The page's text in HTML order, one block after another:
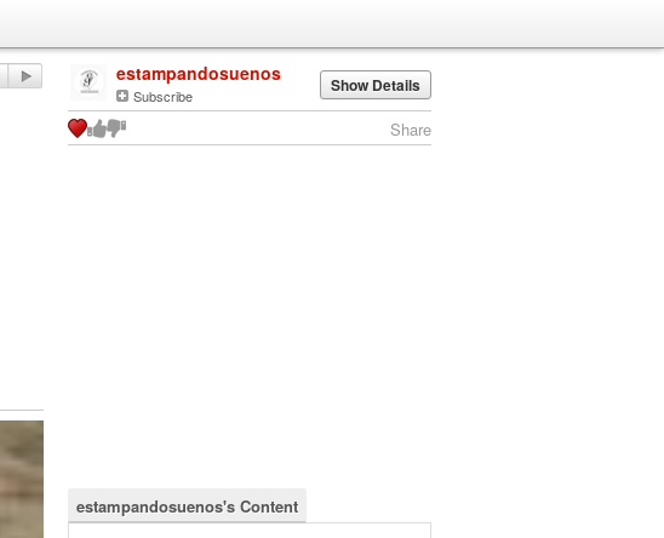
estampandosuenos
Subscribe Show Details
Share
estampandosuenos's Content